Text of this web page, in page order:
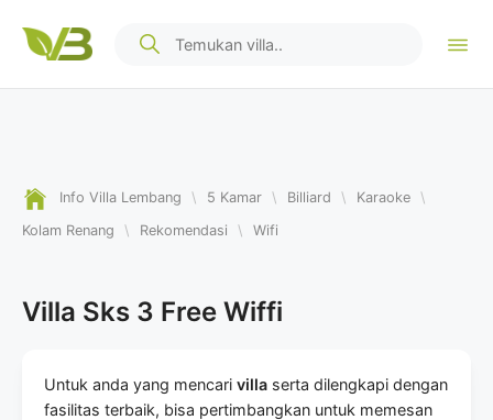
Info Villa Lembang \ 5 Kamar \ Billiard \ Karaoke \
Kolam Renang
\ Rekomendasi \ Wifi
Villa Sks 3 Free Wiffi
Untuk anda yang mencari villa serta dilengkapi dengan
fasilitas terbaik, bisa pertimbangkan untuk memesan